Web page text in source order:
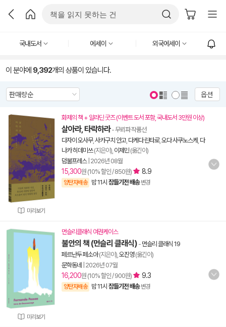
국내도서 에세이 외국에세이
이 분야에 9,392개의 상품이 있습니다.
옵션
미리보기
화제의 책 + 알라딘 굿즈 (이벤트 도서 포함, 국내도서 3만원 이상)
살아라, 타락하라- 무뢰파 작품선
다자이 오사무, 사카구치 안고, 다케다 린타로, 오다 사쿠노스케 다
나카 히데미쓰(지은이), 이제민(옮긴이)
덤불프레스| 2026년 08월
15,300원 (10% 할인 / 850원) 8.9
양탄자배송 밤 11시 잠들기전 배송 변경
미리보기
먼슬리클래식 여권케이스
불안의 책 (먼슬리 클래식) - 먼슬리 클래식 19
페르난두 페소아(지은이), 오진영(옮긴이)
문학동네
2026년 07월
16,200원 (10% 할인 / 900원) 9.3
양탄자배송 밤 11시 잠들기전 배송 변경